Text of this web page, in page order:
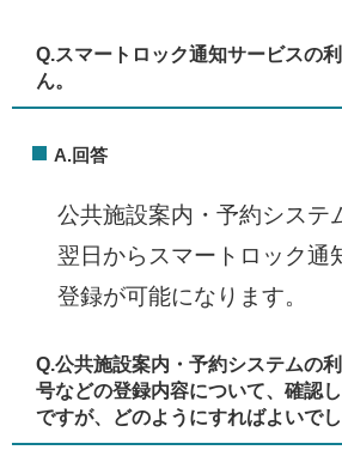
Q.スマートロック通知サービスの
ん。​
A.回答
公共施設案内・予約システ
翌日からスマートロック通
登録が可能になります。
Q.公共施設案内・予約システムの
号などの登録内容について、確認
ですが、どのようにすればよいで